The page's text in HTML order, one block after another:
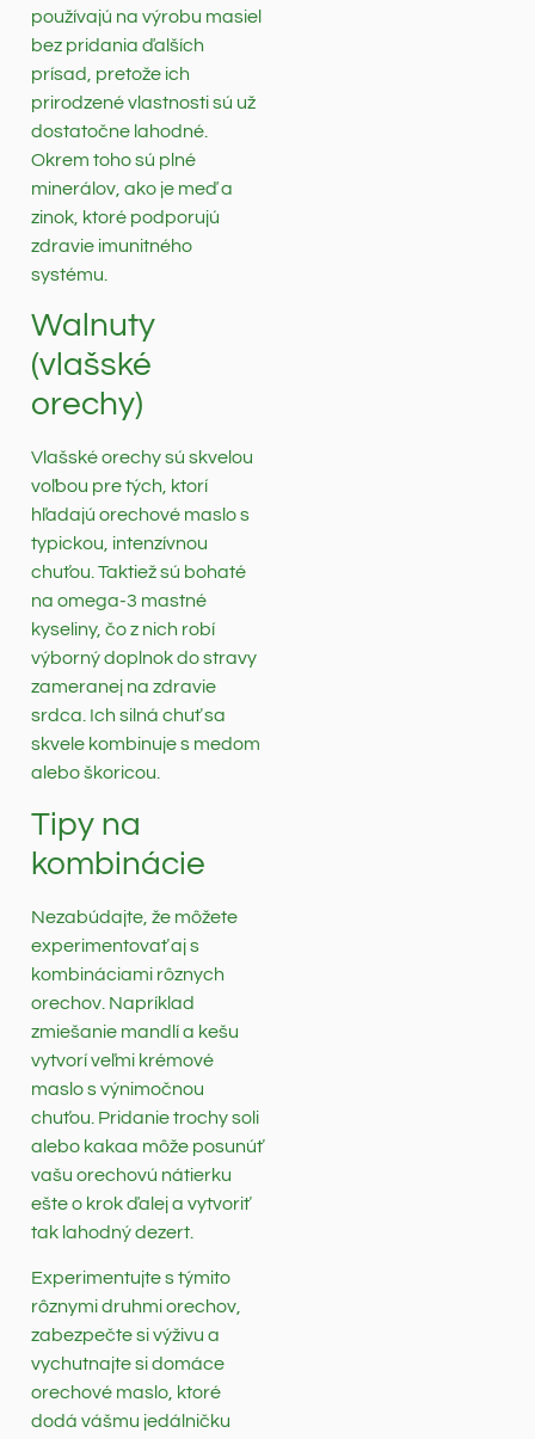
používajú na výrobu masiel
bez pridania ďalších
prísad, pretože ich
prirodzené vlastnosti sú už
dostatočne lahodné.
Okrem toho sú plné
minerálov, ako je meď a
zinok, ktoré podporujú
zdravie imunitného
systému.
Walnuty
(vlašské
orechy)
Vlašské orechy sú skvelou
voľbou pre tých, ktorí
hľadajú orechové maslo s
typickou, intenzívnou
chuťou. Taktiež sú bohaté
na omega-3 mastné
kyseliny, čo z nich robí
výborný doplnok do stravy
zameranej na zdravie
srdca. Ich silná chuť sa
skvele kombinuje s medom
alebo škoricou.
Tipy na
kombinácie
Nezabúdajte, že môžete
experimentovať aj s
kombináciami rôznych
orechov. Napríklad
zmiešanie mandlí a kešu
vytvorí veľmi krémové
maslo s výnimočnou
chuťou. Pridanie trochy soli
alebo kakaa môže posunúť
vašu orechovú nátierku
ešte o krok ďalej a vytvoriť
tak lahodný dezert.
Experimentujte s týmito
rôznymi druhmi orechov,
zabezpečte si výživu a
vychutnajte si domáce
orechové maslo, ktoré
dodá vášmu jedálničku